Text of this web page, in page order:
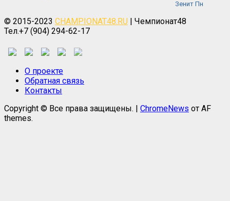
Зенит Пн
© 2015-2023 CHAMPIONAT48.RU | Чемпионат48
Тел.+7 (904) 294-62-17
О проекте
Обратная связь
Контакты
Copyright © Все права защищены. | ChromeNews от AF
themes.